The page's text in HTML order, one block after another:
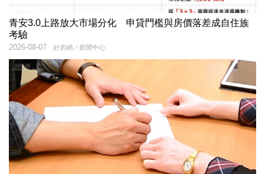
青安3.0上路放大市場分化 申貸門檻與房價落差成自住族
考驗
好房網／新聞中心
2026-08-07